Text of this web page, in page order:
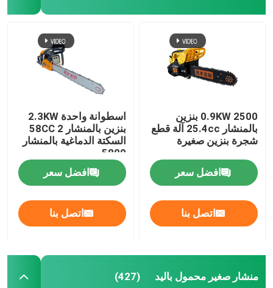
2500 0.9KW بنزين
بالمنشار 25.4cc آلة قطع
شجرة بنزين صغيرة
افضل سعر
اتصل بنا
اسطوانة واحدة 2.3KW
بنزين بالمنشار 58CC 2
السكتة الدماغية بالمنشار
5800
افضل سعر
اتصل بنا
منشار صغير محمول باليد (427)